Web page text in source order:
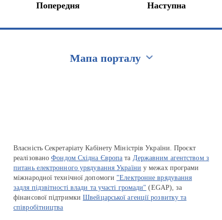
Попередня Наступна
Мапа порталу
Власність Секретаріату Кабінету Міністрів України. Проєкт
реалізованоФондом Східна Європа та Державним агентством з
питань електронного урядування України у межах програми
міжнародної технічної допомоги "Електронне врядування
задля підзвітності влади та участі громади" (EGAP), за
фінансової підтримкиШвейцарської агенції розвитку та
співробітництва